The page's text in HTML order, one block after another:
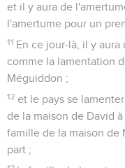
et il y aura de
l'amertume pour un
11 En ce jour-là, il y aura
comme la lamentation
Méguiddon ;
12 et le pays se
de la maison de David
famille de la maison de
part ;